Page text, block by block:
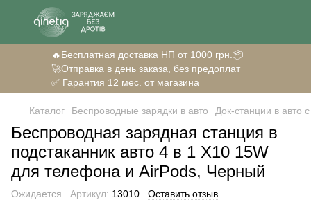
🔥Бесплатная доставка НП от 1000 грн.📦
🚀Отправка в день заказа, без предоплат
✅ Гарантия 12 мес. от магазина
Каталог Беспроводные зарядки в авто Док-станции в авто
Беспроводная зарядная станция в
подстаканник авто 4 в 1 X10 15W
для телефона и AirPods, Черный
Ожидается Артикул: 13010 Оставить отзыв